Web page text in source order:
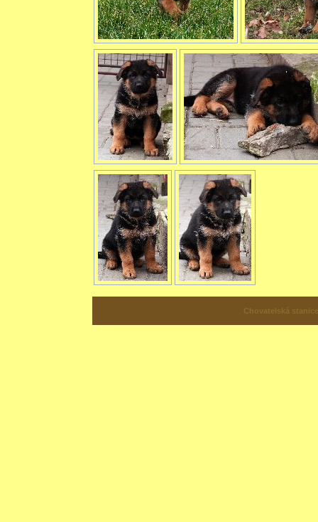
Chovatelská stanice